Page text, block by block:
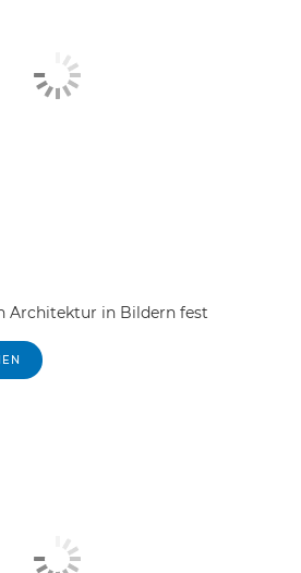
Architektur in Bildern fest